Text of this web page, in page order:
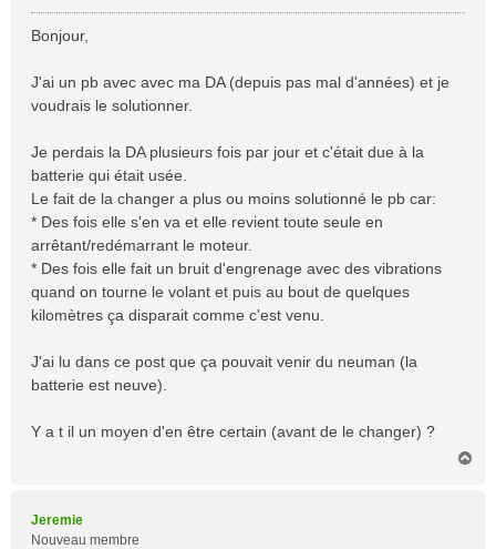
e
s
g
e
Bonjour,
J'ai un pb avec avec ma DA (depuis pas mal d'années) et je
voudrais le solutionner.
Je perdais la DA plusieurs fois par jour et c'était due à la
batterie qui était usée.
Le fait de la changer a plus ou moins solutionné le pb car:
* Des fois elle s'en va et elle revient toute seule en
arrêtant/redémarrant le moteur.
* Des fois elle fait un bruit d'engrenage avec des vibrations
quand on tourne le volant et puis au bout de quelques
kilomètres ça disparait comme c'est venu.
J'ai lu dans ce post que ça pouvait venir du neuman (la
batterie est neuve).
Y a t il un moyen d'en être certain (avant de le changer) ?
Jeremie
Nouveau membre